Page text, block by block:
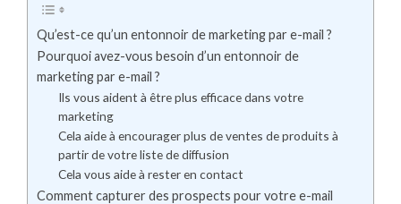
Qu’est-ce qu’un entonnoir de marketing par e-mail ?
Pourquoi avez-vous besoin d’un entonnoir de
marketing par e-mail ?
Ils vous aident à être plus efficace dans votre
marketing
Cela aide à encourager plus de ventes de produits à
partir de votre liste de diffusion
Cela vous aide à rester en contact
Comment capturer des prospects pour votre e-mail